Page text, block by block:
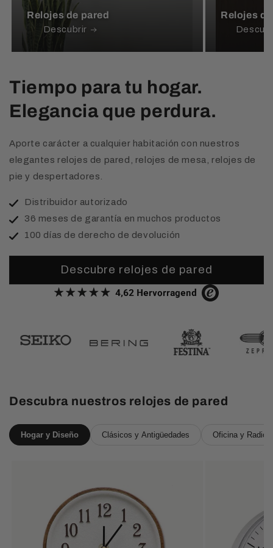
Tiempo para tu hogar.
Elegancia que perdura.
Aporte carácter a cualquier habitación con nuestros
elegantes relojes de pared, relojes de mesa, relojes de
pie y despertadores.
Distribuidor autorizado
36 meses de garantía en muchos productos
100 días de derecho de devolución
Descubre relojes de pared
Relojes de pared
Descubrir
Relojes
Descubra nuestros relojes de pared
Hogar y Diseño Clásicos y Antigüedades Oficina y Radio